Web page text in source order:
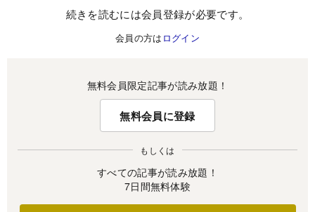
続きを読むには会員登録が必要です。
会員の方は ログイン
無料会員限定記事が読み放題！
無料会員に登録
もしくは
すべての記事が読み放題！
7日間無料体験